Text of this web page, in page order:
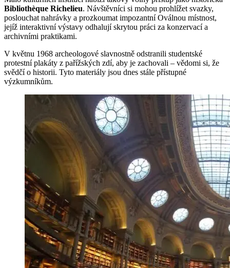
Bibliothèque Richelieu. Návštěvníci si mohou prohlížet svazky,
poslouchat nahrávky a prozkoumat impozantní Oválnou místnost,
jejíž interaktivní výstavy odhalují skrytou práci za konzervací a
archivními praktikami.
V květnu 1968 archeologové slavnostně odstranili studentské
protestní plakáty z pařížských zdí, aby je zachovali – vědomi si, že
svědčí o historii. Tyto materiály jsou dnes stále přístupné
výzkumníkům.